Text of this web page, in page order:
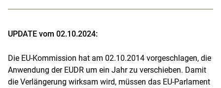
UPDATE vom 02.10.2024:
Die EU-Kommission hat am 02.10.2014 vorgeschlagen, die
Anwendung der EUDR um ein Jahr zu verschieben. Damit
die Verlängerung wirksam wird, müssen das EU-Parlament